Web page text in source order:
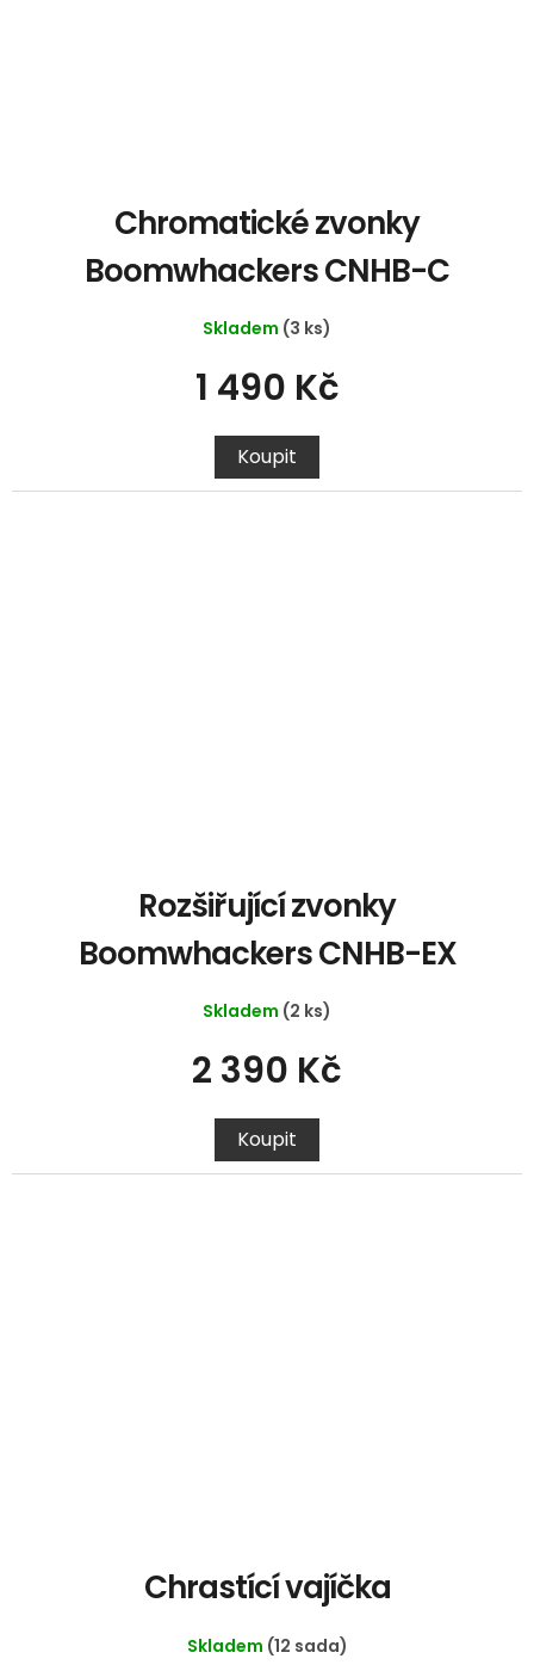
Chromatické zvonky
Boomwhackers CNHB-C
Skladem (3 ks)
1 490 Kč
Koupit
Rozšiřující zvonky
Boomwhackers CNHB-EX
Skladem (2 ks)
2 390 Kč
Koupit
Chrastící vajíčka
Skladem (12 sada)